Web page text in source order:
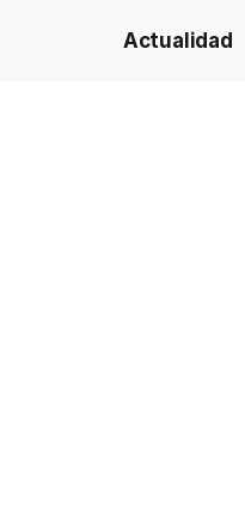
Actualidad